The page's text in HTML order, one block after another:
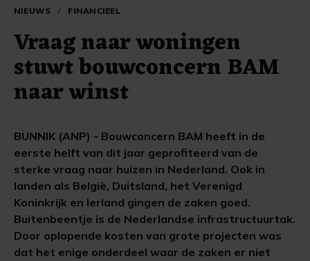
NIEUWS / FINANCIEEL
Vraag naar woningen
stuwt bouwconcern BAM
naar winst
BUNNIK (ANP) - Bouwconcern BAM heeft in de
eerste helft van dit jaar geprofiteerd van de
sterke vraag naar huizen in Nederland. Ook in
landen als België, Duitsland, het Verenigd
Koninkrijk en Ierland gingen de zaken goed.
Buitenbeentje is de Nederlandse infrastructuurtak.
Door oplopende kosten van grote projecten was
dat het enige onderdeel waar de zaken er niet